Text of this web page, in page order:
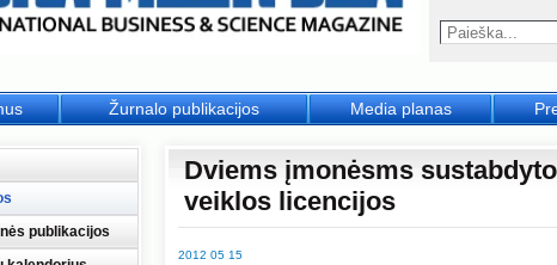
Dviems įmonėsms
veiklos licencijos
2012 05 15
publikacijos
Žurnalo publikacijos Media planas